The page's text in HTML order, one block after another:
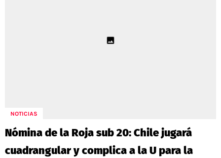
NOTICIAS
Nómina de la Roja sub 20: Chile jugará
cuadrangular y complica a la U para la